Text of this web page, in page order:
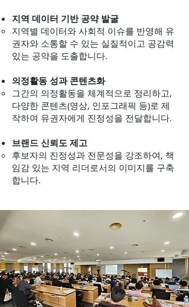
지역 데이터 기반 공약 발굴
지역별 데이터와 사회적 이슈를 반영해 유
권자와 소통할 수 있는 실질적이고 공감력
있는 공약을 도출합니다.
의정활동 성과 콘텐츠화
그간의 의정활동을 체계적으로 정리하고,
다양한 콘텐츠(영상, 인포그래픽 등)로 제
작하여 유권자에게 진정성을 전달합니다.
브랜드 신뢰도 제고
후보자의 진정성과 전문성을 강조하여, 책
임감 있는 지역 리더로서의 이미지를 구축
합니다.